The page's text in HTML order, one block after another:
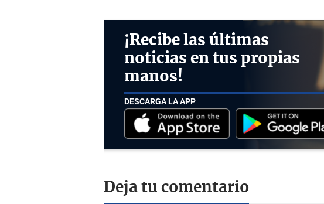
¡Recibe las últimas
noticias en tus propias
manos!
DESCARGA LA APP
Deja tu comentario